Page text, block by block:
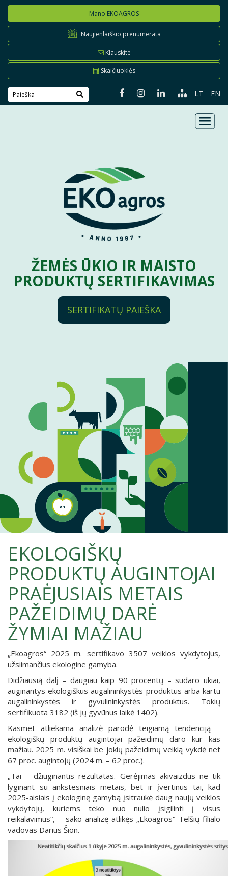
Mano EKOAGROS
Naujienlaiškio prenumerata
Klauskite
Skaičiuoklės
LT EN
ŽEMĖS ŪKIO IR MAISTO
PRODUKTŲ SERTIFIKAVIMAS
SERTIFIKATŲ PAIEŠKA
EKOLOGIŠKŲ
PRODUKTŲ AUGINTOJAI
PRAĖJUSIAIS METAIS
PAŽEIDIMŲ DARĖ
ŽYMIAI MAŽIAU
„Ekoagros“ 2025 m. sertifikavo 3507 veiklos vykdytojus,
užsiimančius ekologine gamyba.
Didžiausią dalį – daugiau kaip 90 procentų – sudaro ūkiai,
auginantys ekologiškus augalininkystės produktus arba kartu
augalininkystės ir gyvulininkystės produktus. Tokių
sertifikuota 3182 (iš jų gyvūnus laikė 1402).
Kasmet atliekama analizė parodė teigiamą tendenciją –
ekologiškų produktų augintojai pažeidimų daro kur kas
mažiau. 2025 m. visiškai be jokių pažeidimų veiklą vykdė net
67 proc. augintojų (2024 m. – 62 proc.).
„Tai – džiuginantis rezultatas. Gerėjimas akivaizdus ne tik
lyginant su ankstesniais metais, bet ir įvertinus tai, kad
2025-aisiais į ekologinę gamybą įsitraukė daug naujų veiklos
vykdytojų, kuriems teko nuo nulio įsigilinti į visus
reikalavimus“, – sako analizę atlikęs „Ekoagros“ Telšių filialo
vadovas Darius Šion.